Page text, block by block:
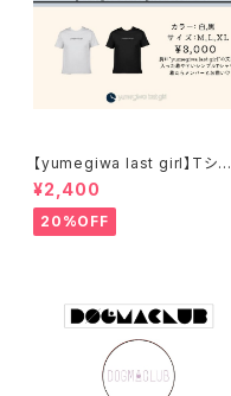
【yumegiwa last girl】Tシャ
ツ
¥2,400
20%OFF